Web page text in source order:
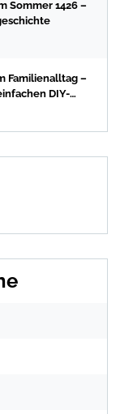
Sommer 1426 –
Familienalltag –
DIY-